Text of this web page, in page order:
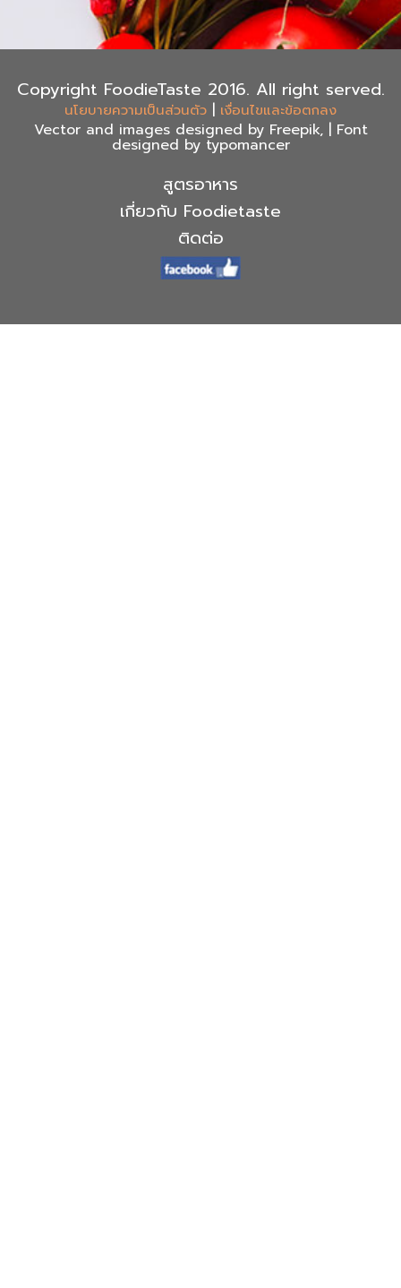
Copyright FoodieTaste 2016. All right served.
นโยบายความเป็นส่วนตัว | เงื่อนไขและข้อตกลง
Vector and images designed by Freepik, | Font
designed by typomancer
สูตรอาหาร
เกี่ยวกับ Foodietaste
ติดต่อ